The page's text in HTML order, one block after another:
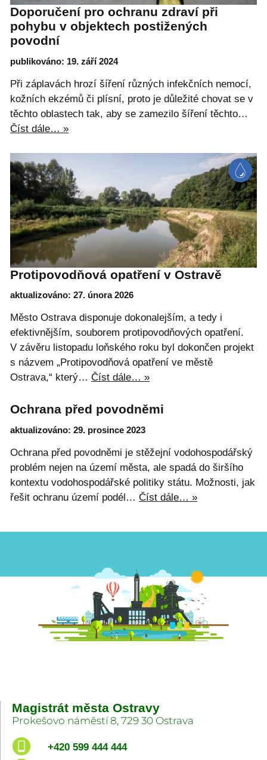
Doporučení pro ochranu zdraví při
pohybu v objektech postižených
povodní
publikováno: 19. září 2024
Při záplavách hrozí šíření různých infekčních nemocí,
kožních ekzémů či plísní, proto je důležité chovat se v
těchto oblastech tak, aby se zamezilo šíření těchto…
Číst dále… »
Protipovodňová opatření v Ostravě
aktualizováno: 27. února 2026
Město Ostrava disponuje dokonalejším, a tedy i
efektivnějším, souborem protipovodňových opatření.
V závěru listopadu loňského roku byl dokončen projekt
s názvem „Protipovodňová opatření ve městě
Ostrava,“ který… Číst dále… »
Ochrana před povodněmi
aktualizováno: 29. prosince 2023
Ochrana před povodněmi je stěžejní vodohospodářský
problém nejen na území města, ale spadá do širšího
kontextu vodohospodářské politiky státu. Možnosti, jak
řešit ochranu území podél… Číst dále… »
Magistrát města Ostravy
Prokešovo náměstí 8, 729 30 Ostrava
+420 599 444 444